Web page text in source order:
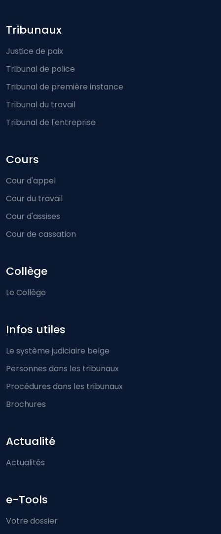
Footer-menu
Tribunaux
Justice de paix
Tribunal de police
Tribunal de première instance
Tribunal du travail
Tribunal de l'entreprise
Cours
Cour d'appel
Cour du travail
Cour d'assises
Cour de cassation
Collège
Le Collège
Infos utiles
Le système judiciaire belge
Personnes dans les tribunaux
Procédures dans les tribunaux
Brochures
Actualité
Actualités
e-Tools
Votre dossier